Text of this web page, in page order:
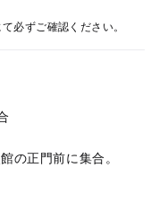
必ずご確認ください。
の正門前に集合。